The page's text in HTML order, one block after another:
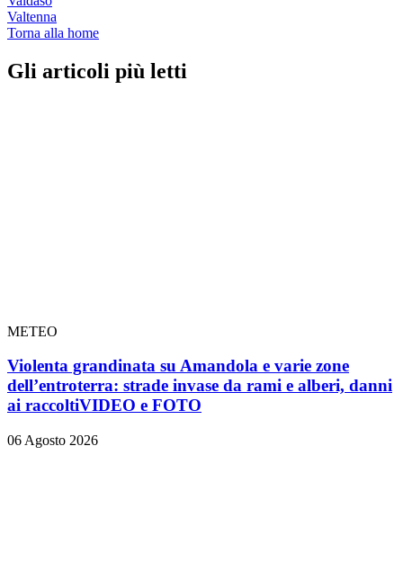
Valtenna
Torna alla home
Gli articoli più letti
METEO
Violenta grandinata su Amandola e varie zone
dell’entroterra: strade invase da rami e alberi, danni
ai raccoltiVIDEO e FOTO
06 Agosto 2026